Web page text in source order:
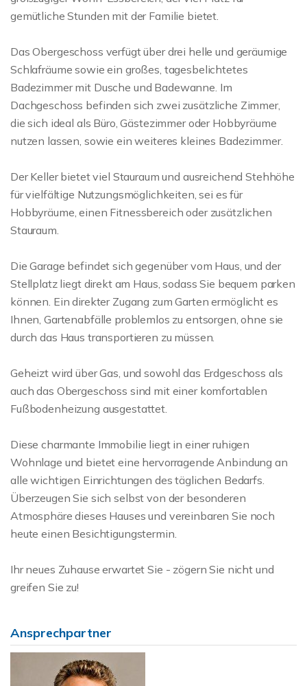
gemütliche Stunden mit der Familie bietet.
Das Obergeschoss verfügt über drei helle und geräumige
Schlafräume sowie ein großes, tagesbelichtetes
Badezimmer mit Dusche und Badewanne. Im
Dachgeschoss befinden sich zwei zusätzliche Zimmer,
die sich ideal als Büro, Gästezimmer oder Hobbyräume
nutzen lassen, sowie ein weiteres kleines Badezimmer.
Der Keller bietet viel Stauraum und ausreichend Stehhöhe
für vielfältige Nutzungsmöglichkeiten, sei es für
Hobbyräume, einen Fitnessbereich oder zusätzlichen
Stauraum.
Die Garage befindet sich gegenüber vom Haus, und der
Stellplatz liegt direkt am Haus, sodass Sie bequem parken
können. Ein direkter Zugang zum Garten ermöglicht es
Ihnen, Gartenabfälle problemlos zu entsorgen, ohne sie
durch das Haus transportieren zu müssen.
Geheizt wird über Gas, und sowohl das Erdgeschoss als
auch das Obergeschoss sind mit einer komfortablen
Fußbodenheizung ausgestattet.
Diese charmante Immobilie liegt in einer ruhigen
Wohnlage und bietet eine hervorragende Anbindung an
alle wichtigen Einrichtungen des täglichen Bedarfs.
Überzeugen Sie sich selbst von der besonderen
Atmosphäre dieses Hauses und vereinbaren Sie noch
heute einen Besichtigungstermin.
Ihr neues Zuhause erwartet Sie - zögern Sie nicht und
greifen Sie zu!
Ansprechpartner